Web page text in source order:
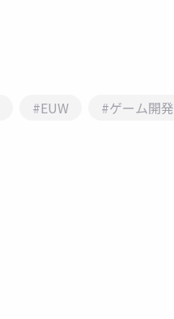
#EUW #ゲーム開発